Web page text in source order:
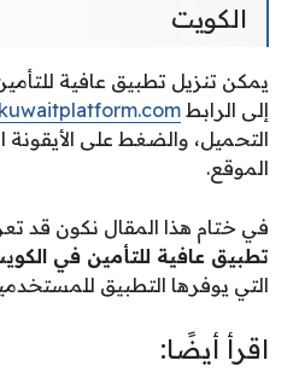
الكويت
يمكن تنزيل تطبيق عافية
إلى الرابط kuwaitplatform.com
التحميل، والضغط على
الموقع.
في ختام هذا المقال نكون قد
تطبيق عافية للتأمين في
التي يوفرها التطبيق
اقرأ أيضًا: